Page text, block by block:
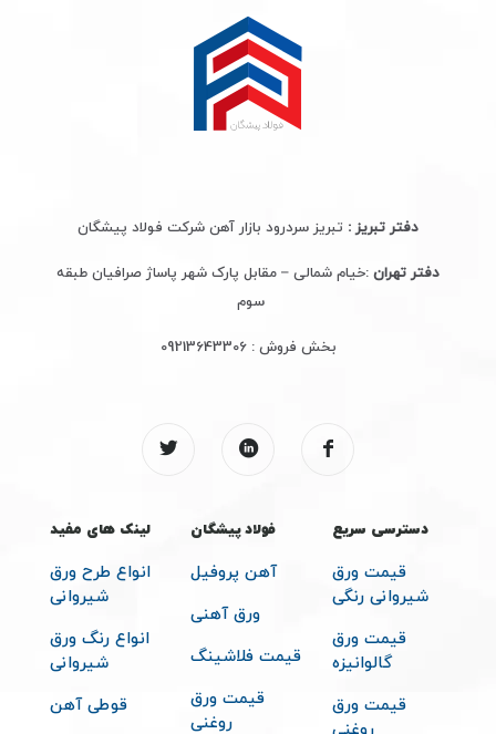
دفتر تبریز : تبریز سردرود بازار آهن شرکت فولاد پیشگان
دفتر تهران :خیام شمالی – مقابل پارک شهر پاساژ صرافیان طبقه
سوم
بخش فروش :09213643306
دسترسی سریع
قیمت ورق
شیروانی رنگی
قیمت ورق
گالوانیزه
قیمت ورق
فولاد پیشگان
آهن پروفیل
ورق آهنی
قیمت فلاشینگ
قیمت ورق
روغنی
لینک های مفید
انواع طرح ورق
شیروانی
انواع رنگ ورق
شیروانی
قوطی آهن